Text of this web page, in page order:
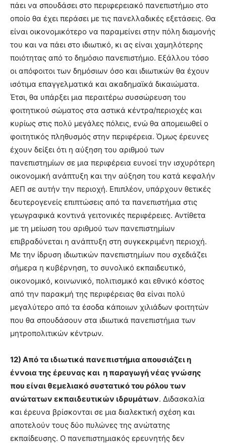
πάει να σπουδάσει στο περιφερειακό πανεπιστήμιο στο
οποίο θα έχει περάσει με τις πανελλαδικές εξετάσεις. Θα
είναι οικονομικότερο να παραμείνει στην πόλη διαμονής
του και να πάει στο ιδιωτικό, κι ας είναι χαμηλότερης
ποιότητας από το δημόσιο πανεπιστήμιο. Εξάλλου τόσο
οι απόφοιτοι των δημόσιων όσο και ιδιωτικών θα έχουν
ισότιμα επαγγελματικά και ακαδημαϊκά δικαιώματα.
Έτσι, θα υπάρξει μια περαιτέρω συσσώρευση του
φοιτητικού σώματος στα αστικά κέντρα/περιοχές και
κυρίως στις πολύ μεγάλες πόλεις, ενώ θα απομειωθεί ο
φοιτητικός πληθυσμός στην περιφέρεια. Όμως έρευνες
έχουν δείξει ότι η αύξηση του αριθμού των
πανεπιστημίων σε μια περιφέρεια ευνοεί την ισχυρότερη
οικονομική ανάπτυξη και την αύξηση του κατά κεφαλήν
ΑΕΠ σε αυτήν την περιοχή. Επιπλέον, υπάρχουν θετικές
δευτερογενείς επιπτώσεις από τα πανεπιστήμια στις
γεωγραφικά κοντινά γειτονικές περιφέρειες. Αντίθετα
με τη μείωση του αριθμού των πανεπιστημίων
επιβραδύνεται η ανάπτυξη στη συγκεκριμένη περιοχή.
Με την ίδρυση ιδιωτικών πανεπιστημίων που σχεδιάζει
σήμερα η κυβέρνηση, το συνολικό εκπαιδευτικό,
οικονομικό, κοινωνικό, πολιτισμικό και εθνικό κόστος
από την παρακμή της περιφέρειας θα είναι πολύ
μεγαλύτερο από τα έσοδα κάποιων χιλιάδων φοιτητών
που θα σπουδάσουν στα ιδιωτικά πανεπιστήμια των
μητροπολιτικών κέντρων.
12) Από τα ιδιωτικά πανεπιστήμια απουσιάζει η
έννοια της έρευνας και η παραγωγή νέας γνώσης
που είναι θεμελιακό συστατικό του ρόλου των
ανώτατων εκπαιδευτικών ιδρυμάτων. Διδασκαλία
και έρευνα βρίσκονται σε μια διαλεκτική σχέση και
αποτελούν τους δύο πυλώνες της ανώτατης
εκπαίδευσης. Ο πανεπιστημιακός ερευνητής δεν